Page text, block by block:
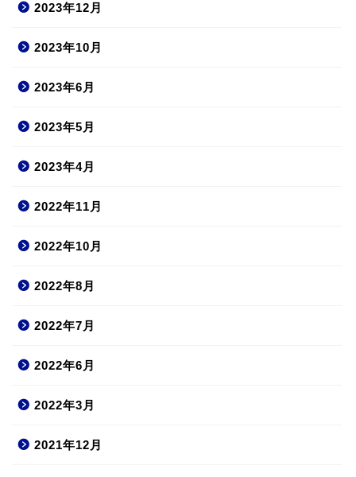
2023年12月
2023年10月
2023年6月
2023年5月
2023年4月
2022年11月
2022年10月
2022年8月
2022年7月
2022年6月
2022年3月
2021年12月